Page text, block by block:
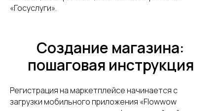
«Госуслуги».
Создание магазина:
пошаговая инструкция
Регистрация на маркетплейсе начинается с
загрузки мобильного приложения «Flowwow
поставщиков и
Подпишитесь на рассылку и получите подборку